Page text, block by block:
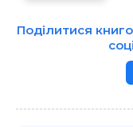
Поділитися